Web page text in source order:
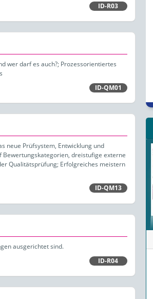
ID-R03
wer darf es auch?; Prozessorientiertes
ID-QM01
neue Prüfsystem, Entwicklung und
Bewertungskategorien, dreistufige externe
Qualitätsprüfung; Erfolgreiches meistern
ID-QM13
ausgerichtet sind.
ID-R04